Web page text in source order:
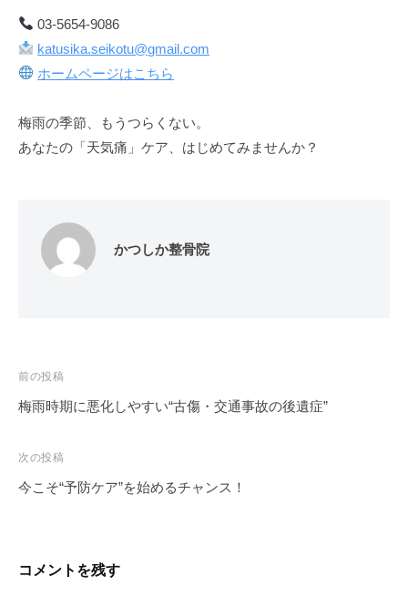
03-5654-9086
katusika.seikotu@gmail.com
ホームページはこちら
梅雨の季節、もうつらくない。
あなたの「天気痛」ケア、はじめてみませんか？
かつしか整骨院
投
稿
ビ
ゲ
前の投稿
梅雨時期に悪化しやすい“古傷・交通事故の後遺症”
次の投稿
今こそ“予防ケア”を始めるチャンス！
コメントを残す